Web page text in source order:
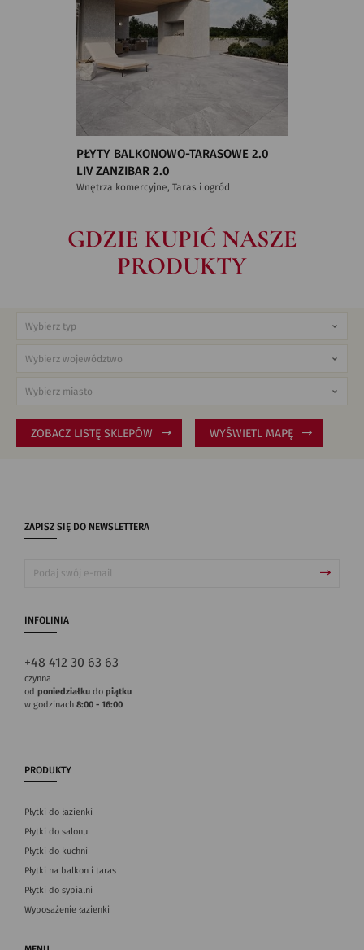
PŁYTY BALKONOWO-TARASOWE 2.0
LIV ZANZIBAR 2.0
Wnętrza komercyjne, Taras i ogród
GDZIE KUPIĆ NASZE
PRODUKTY
ZOBACZ LISTĘ SKLEPÓW WYŚWIETL MAPĘ
ZAPISZ SIĘ DO NEWSLETTERA
INFOLINIA
+48 412 30 63 63
czynna
od poniedziałku do piątku
w godzinach 8:00 - 16:00
PRODUKTY
Płytki do łazienki
Płytki do salonu
Płytki do kuchni
Płytki na balkon i taras
Płytki do sypialni
Wyposażenie łazienki